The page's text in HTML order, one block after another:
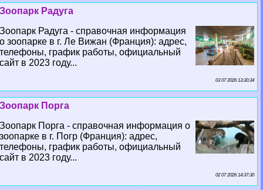
Зоопарк Радуга
Зоопарк Радуга - справочная информация
о зоопарке в г. Ле Вижан (Франция): адрес,
телефоны, график работы, официальный
сайт в 2023 году...
03 07 2026 13:30:34
Зоопарк Порга
Зоопарк Порга - справочная информация о
зоопарке в г. Погр (Франция): адрес,
телефоны, график работы, официальный
сайт в 2023 году...
02 07 2026 14:37:30